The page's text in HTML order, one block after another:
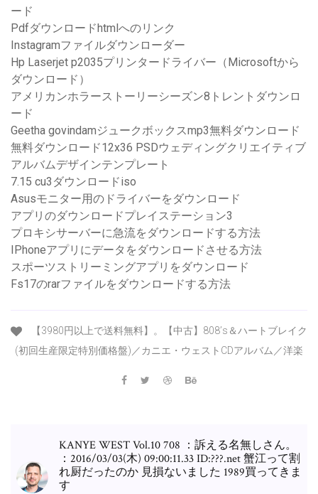
ード
Pdfダウンロードhtmlへのリンク
Instagramファイルダウンローダー
Hp Laserjet p2035プリンタードライバー（Microsoftから
ダウンロード）
アメリカンホラーストーリーシーズン8トレントダウンロ
ード
Geetha govindamジュークボックスmp3無料ダウンロード
無料ダウンロード12x36 PSDウェディングクリエイティブ
アルバムデザインテンプレート
7.15 cu3ダウンロードiso
Asusモニター用のドライバーをダウンロード
アプリのダウンロードプレイステーション3
プロキシサーバーに急流をダウンロードする方法
IPhoneアプリにデータをダウンロードさせる方法
スポーツストリーミングアプリをダウンロード
Fs17のrarファイルをダウンロードする方法
【3980円以上で送料無料】。【中古】808’s＆ハートブレイク
(初回生産限定特別価格盤)／カニエ・ウェストCDアルバム／洋楽
KANYE WEST Vol.10 708 ：訴える名無しさん。
：2016/03/03(木) 09:00:11.33 ID:???.net 蟹江って割
れ厨だったのか 見損ないました 1989買ってきま
す